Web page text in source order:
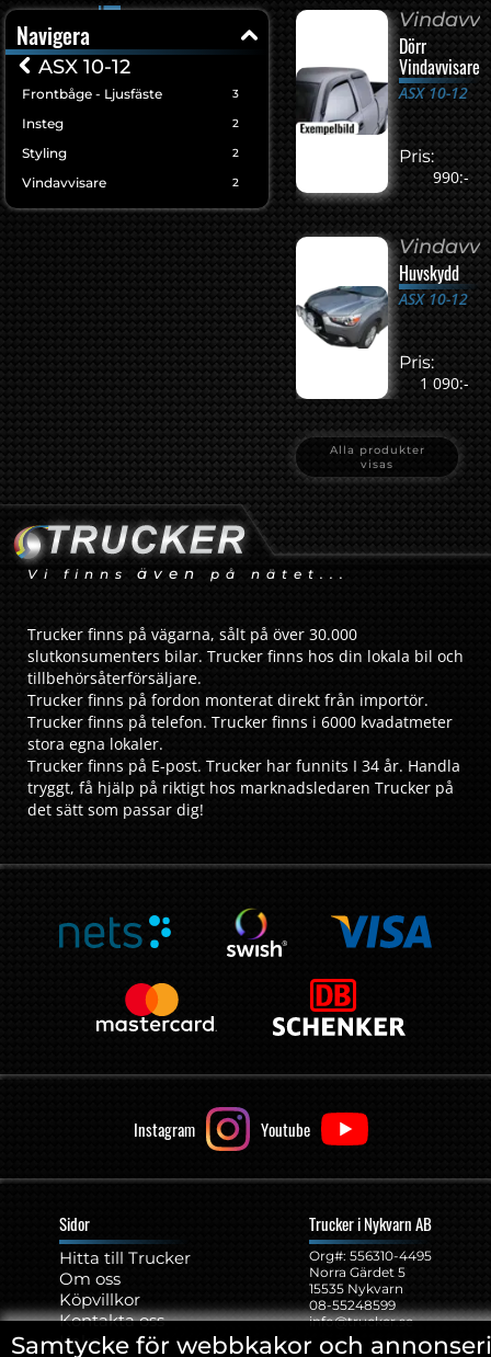
Samtycke för webbkakor och
Navigera
ASX 10-12
Frontbåge - Ljusfäste 3
Insteg 2
Styling 2
Vindavvisare 2
Dörr
Vindavvisare
ASX 10-12
Pris:
990:-
Huvskydd
ASX 10-12
Pris:
1 090:-
Alla produkter
visas
Vi finns även på nätet...
Trucker finns på vägarna, sålt på över 30.000
slutkonsumenters bilar. Trucker finns hos din lokala bil och
tillbehörsåterförsäljare.
Trucker finns på fordon monterat direkt från importör.
Trucker finns på telefon. Trucker finns i 6000 kvadatmeter
stora egna lokaler.
Trucker finns på E-post. Trucker har funnits I 34 år. Handla
tryggt, få hjälp på riktigt hos marknadsledaren Trucker på
det sätt som passar dig!
Instagram Youtube
Sidor
Hitta till Trucker
Om oss
Köpvillkor
Kontakta oss
Kakor
Trucker i Nykvarn AB
Org#: ‍556310-4495
Norra Gärdet 5
15535 Nykvarn
08-55248599
info@trucker.se